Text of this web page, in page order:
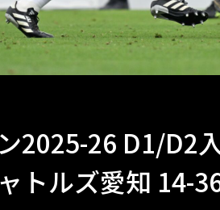
2025-26 D1/D2
トルズ愛知 14-